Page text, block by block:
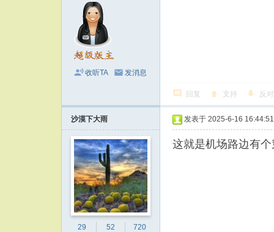
收听TA 发消息
回复 支持 反对
沙漠下大雨
29
52
720
发表于 2025-6-16 16:44:51
这就是机场路边有